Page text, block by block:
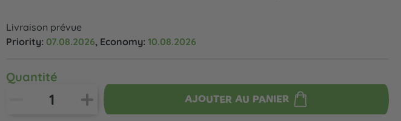
Livraison prévue
Priority: 07.08.2026, Economy: 10.08.2026
Quantité
AJOUTER AU PANIER